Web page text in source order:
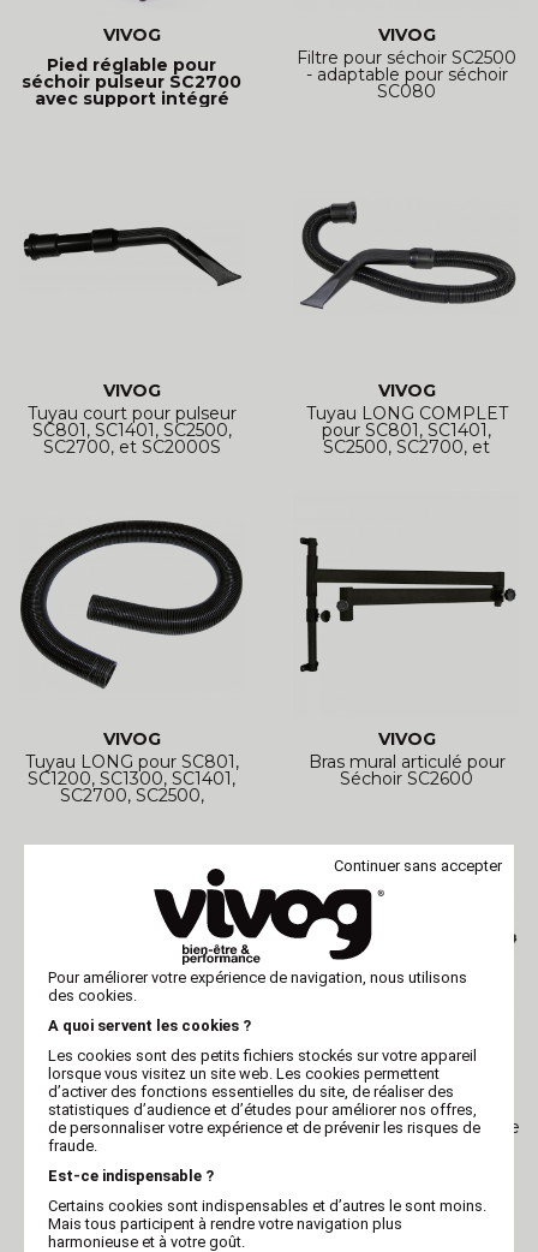
VIVOG
Pied réglable pour
séchoir pulseur SC2700
avec support intégré
VIVOG
Filtre pour séchoir SC2500
- adaptable pour séchoir
SC080
VIVOG
Tuyau court pour pulseur
SC801, SC1401, SC2500,
SC2700, et SC2000S
VIVOG
Tuyau LONG COMPLET
pour SC801, SC1401,
SC2500, SC2700, et
VIVOG
Tuyau LONG pour SC801,
SC1200, SC1300, SC1401,
SC2700, SC2500,
VIVOG
Bras mural articulé pour
Séchoir SC2600
VIVOG
Bras POTENCE pour
pulseur SC801, SC1401,
SC2000S et SC2700
VIVOG
Bras mural articulé 60 cm
pour pulseurs de toilettage
Vivog
Continuer sans accepter
Pour améliorer votre expérience de navigation, nous utilisons
des cookies.
A quoi servent les cookies ?
Les cookies sont des petits fichiers stockés sur votre appareil
lorsque vous visitez un site web. Les cookies permettent
d’activer des fonctions essentielles du site, de réaliser des
statistiques d’audience et d’études pour améliorer nos offres,
de personnaliser votre expérience et de prévenir les risques de
fraude.
Est-ce indispensable ?
Certains cookies sont indispensables et d’autres le sont moins.
Mais tous participent à rendre votre navigation plus
harmonieuse et à votre goût.